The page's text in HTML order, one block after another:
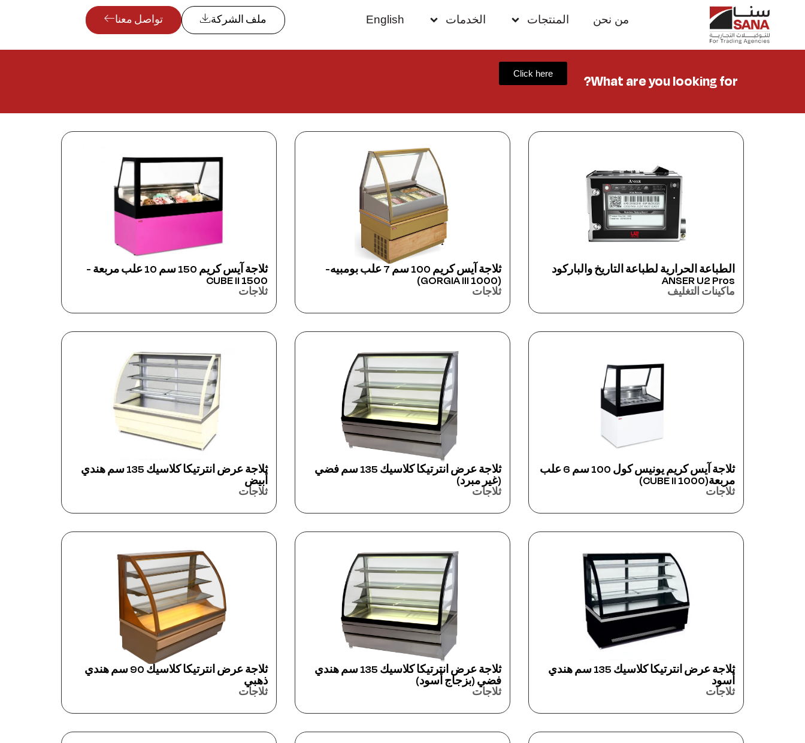
من نحن المنتجات الخدمات English ملف الشركة تواصل معنا
What are you looking for?
Click here
الطباعة الحرارية لطباعة التاريخ والباركود
ANSER U2 Pros
ماكينات التغليف
ثلاجة آيس كريم 100 سم 7 علب بومبيه-
(GORGIA III 1000)
ثلاجات
ثلاجة آيس كريم 150 سم 10 علب مربعة -
CUBE II 1500
ثلاجات
ثلاجة آيس كريم يونيس كول 100 سم 6 علب
مربعة(CUBE II 1000)
ثلاجات
ثلاجة عرض انترتيكا كلاسيك 135 سم فضي
(غير مبرد)
ثلاجات
ثلاجة عرض انترتيكا كلاسيك 135 سم هندي
أبيض
ثلاجات
ثلاجة عرض انترتيكا كلاسيك 135 سم هندي
أسود
ثلاجات
ثلاجة عرض انترتيكا كلاسيك 135 سم هندي
فضي (بزجاج أسود)
ثلاجات
ثلاجة عرض انترتيكا كلاسيك 90 سم هندي
ذهبي
ثلاجات